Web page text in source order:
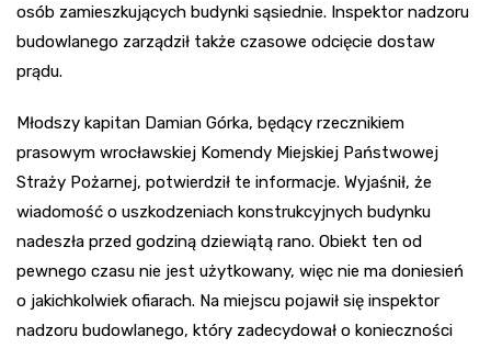
osób zamieszkujących budynki sąsiednie. Inspektor nadzoru
budowlanego zarządził także czasowe odcięcie dostaw
prądu.
Młodszy kapitan Damian Górka, będący rzecznikiem
prasowym wrocławskiej Komendy Miejskiej Państwowej
Straży Pożarnej, potwierdził te informacje. Wyjaśnił, że
wiadomość o uszkodzeniach konstrukcyjnych budynku
nadeszła przed godziną dziewiątą rano. Obiekt ten od
pewnego czasu nie jest użytkowany, więc nie ma doniesień
o jakichkolwiek ofiarach. Na miejscu pojawił się inspektor
nadzoru budowlanego, który zadecydował o konieczności